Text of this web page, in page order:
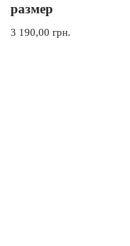
размер
3 190,00 грн.